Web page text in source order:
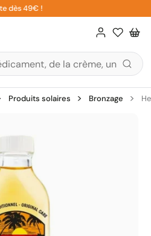
dès 49€ !
Produits solaires Bronzage